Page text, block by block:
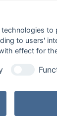
предлагаемых
to
to users'
effect for